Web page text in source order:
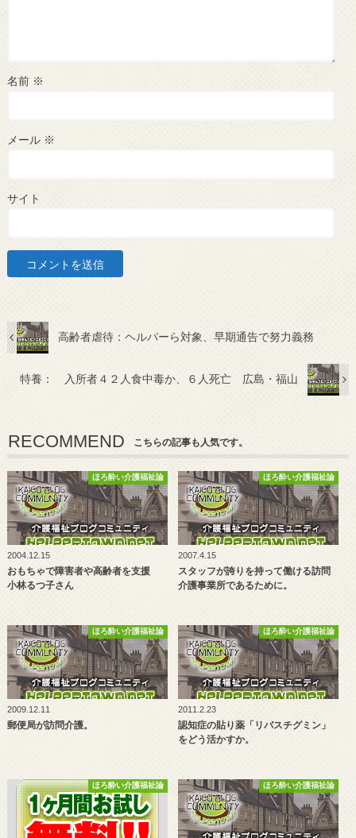
名前 ※
メール ※
サイト
高齢者虐待：ヘルパーら対象、早期通告で努力義務
特養： 入所者４２人食中毒か、６人死亡 広島・福山
RECOMMEND こちらの記事も人気です。
ほろ酔い介護福祉論
2004.12.15
おもちゃで障害者や高齢者を支援
小林るつ子さん
ほろ酔い介護福祉論
2007.4.15
スタッフが誇りを持って働ける訪問
介護事業所であるために。
ほろ酔い介護福祉論
2009.12.11
郵便局が訪問介護。
ほろ酔い介護福祉論
2011.2.23
認知症の貼り薬「リバスチグミン」
をどう活かすか。
ほろ酔い介護福祉論 ほろ酔い介護福祉論